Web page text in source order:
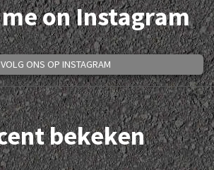
on Instagram
VOLG ONS OP INSTAGRAM
bekeken